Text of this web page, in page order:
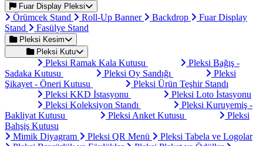
Fuar Display Pleksi
Örümcek Stand Roll-Up Banner Backdrop
Fuar Display
Stand
Fasülye Stand
Pleksi Kesim
Pleksi Kutu
Pleksi Ramak Kala Kutusu
Pleksi Bağış -
Sadaka Kutusu
Pleksi Oy Sandığı
Pleksi
Şikayet - Öneri Kutusu
Pleksi Ürün Teşhir Standı
Pleksi KKD İstasyonu
Pleksi Loto İstasyonu
Pleksi Koleksiyon Standı
Pleksi Kuruyemiş -
Bakliyat Kutusu
Pleksi Anket Kutusu
Pleksi
Bahşiş Kutusu
Mimik Diyagram
Pleksi QR Menü
Pleksi Tabela ve Logolar